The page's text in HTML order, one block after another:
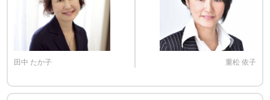
田中 たか子 重松 依子